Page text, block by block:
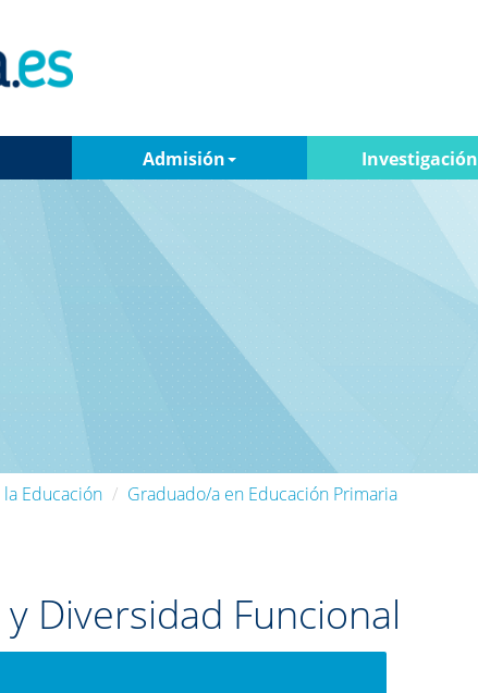
Admisión Investigación
Educación
Graduado/a en Educación Primaria
Diversidad Funcional